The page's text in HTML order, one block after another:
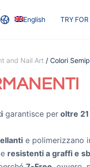
English TRY FOR
and Nail Art / Colori
garantisce per oltre
e polimerizzano
resistenti a graffi e